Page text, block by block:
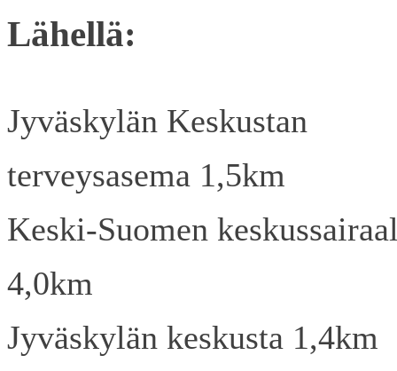
Lähellä:
Jyväskylän Keskustan
terveysasema 1,5km
Keski-Suomen
4,0km
Jyväskylän keskusta 1,4km